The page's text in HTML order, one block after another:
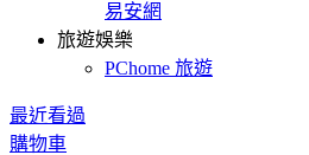
易安網
旅遊娛樂
PChome 旅遊
最近看過
購物車